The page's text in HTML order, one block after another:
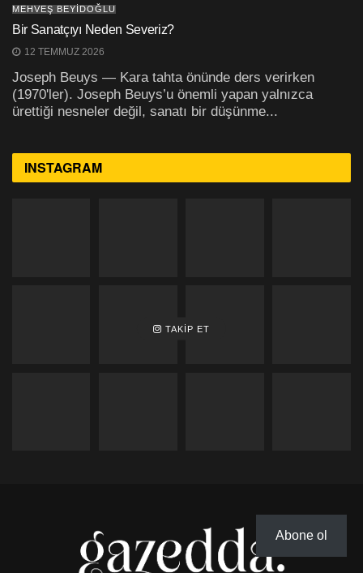
MEHVEŞ BEYİDOĞLU
Bir Sanatçıyı Neden Severiz?
12 TEMMUZ 2026
Joseph Beuys — Kara tahta önünde ders verirken
(1970'ler). Joseph Beuys’u önemli yapan yalnızca
ürettiği nesneler değil, sanatı bir düşünme...
INSTAGRAM
TAKIP ET
Abone ol